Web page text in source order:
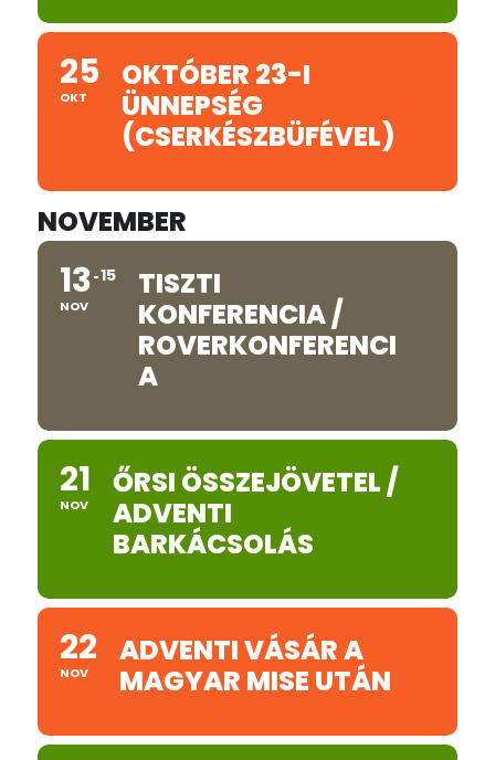
25
OKT
OKTÓBER 23-I
ÜNNEPSÉG
(CSERKÉSZBÜFÉVEL)
NOVEMBER
13
NOV
15
TISZTI
KONFERENCIA /
ROVERKONFERENCI
A
21
NOV
ŐRSI ÖSSZEJÖVETEL /
ADVENTI
BARKÁCSOLÁS
22
NOV
ADVENTI VÁSÁR A
MAGYAR MISE UTÁN